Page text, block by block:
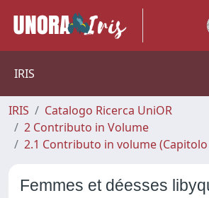
IRIS
IRIS
Catalogo Ricerca UniOR
2 Contributo in Volume
2.1 Contributo in volume
Femmes et déesses